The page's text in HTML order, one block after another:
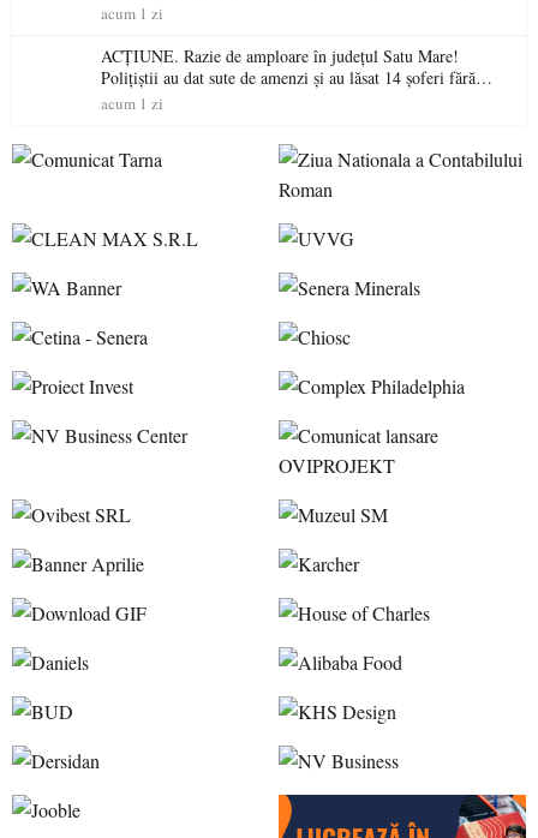
acum 1 zi
ACȚIUNE. Razie de amploare în județul Satu Mare!
Polițiștii au dat sute de amenzi și au lăsat 14 șoferi fără
permis într-o singură zi
acum 1 zi